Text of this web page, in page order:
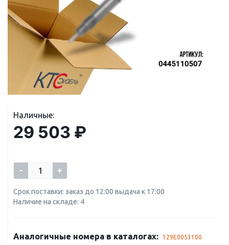
Наличные:
29 503 ₽
- +
Срок поставки: заказ до 12:00 выдача к 17:00
Наличие на складе: 4
Аналогичные номера в каталогах: 129E0053100